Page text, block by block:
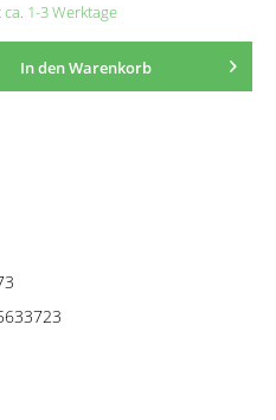
1-3 Werktage
In denWarenkorb